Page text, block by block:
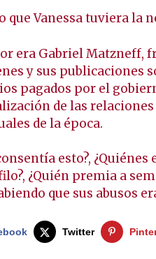
que Vanessa tuviera la
era Gabriel Matzneff,
y sus publicaciones
pagados por el
de las
de la época.
esto?, ¿Quiénes
¿Quién premia a
que sus abusos
Twitter